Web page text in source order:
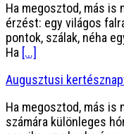
Ha megosztod, más is
érzést: egy világos
pontok, szálak, néha
Ha [...]
Augusztusi
Ha megosztod, más
számára különleges